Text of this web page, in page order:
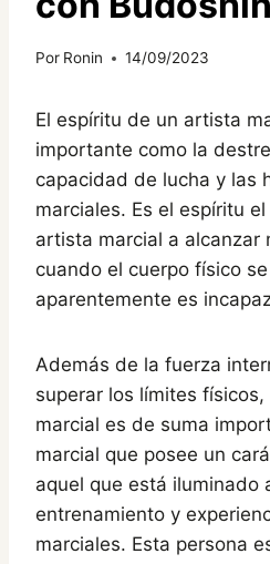
Por Ronin 14/09/2023
El espíritu de un artista
importante como la
capacidad de lucha y las
marciales. Es el espíritu
artista marcial a alcanzar
cuando el cuerpo físico
aparentemente es
Además de la fuerza
superar los límites
marcial es de suma
marcial que posee un
aquel que está iluminado
entrenamiento y
marciales. Esta persona